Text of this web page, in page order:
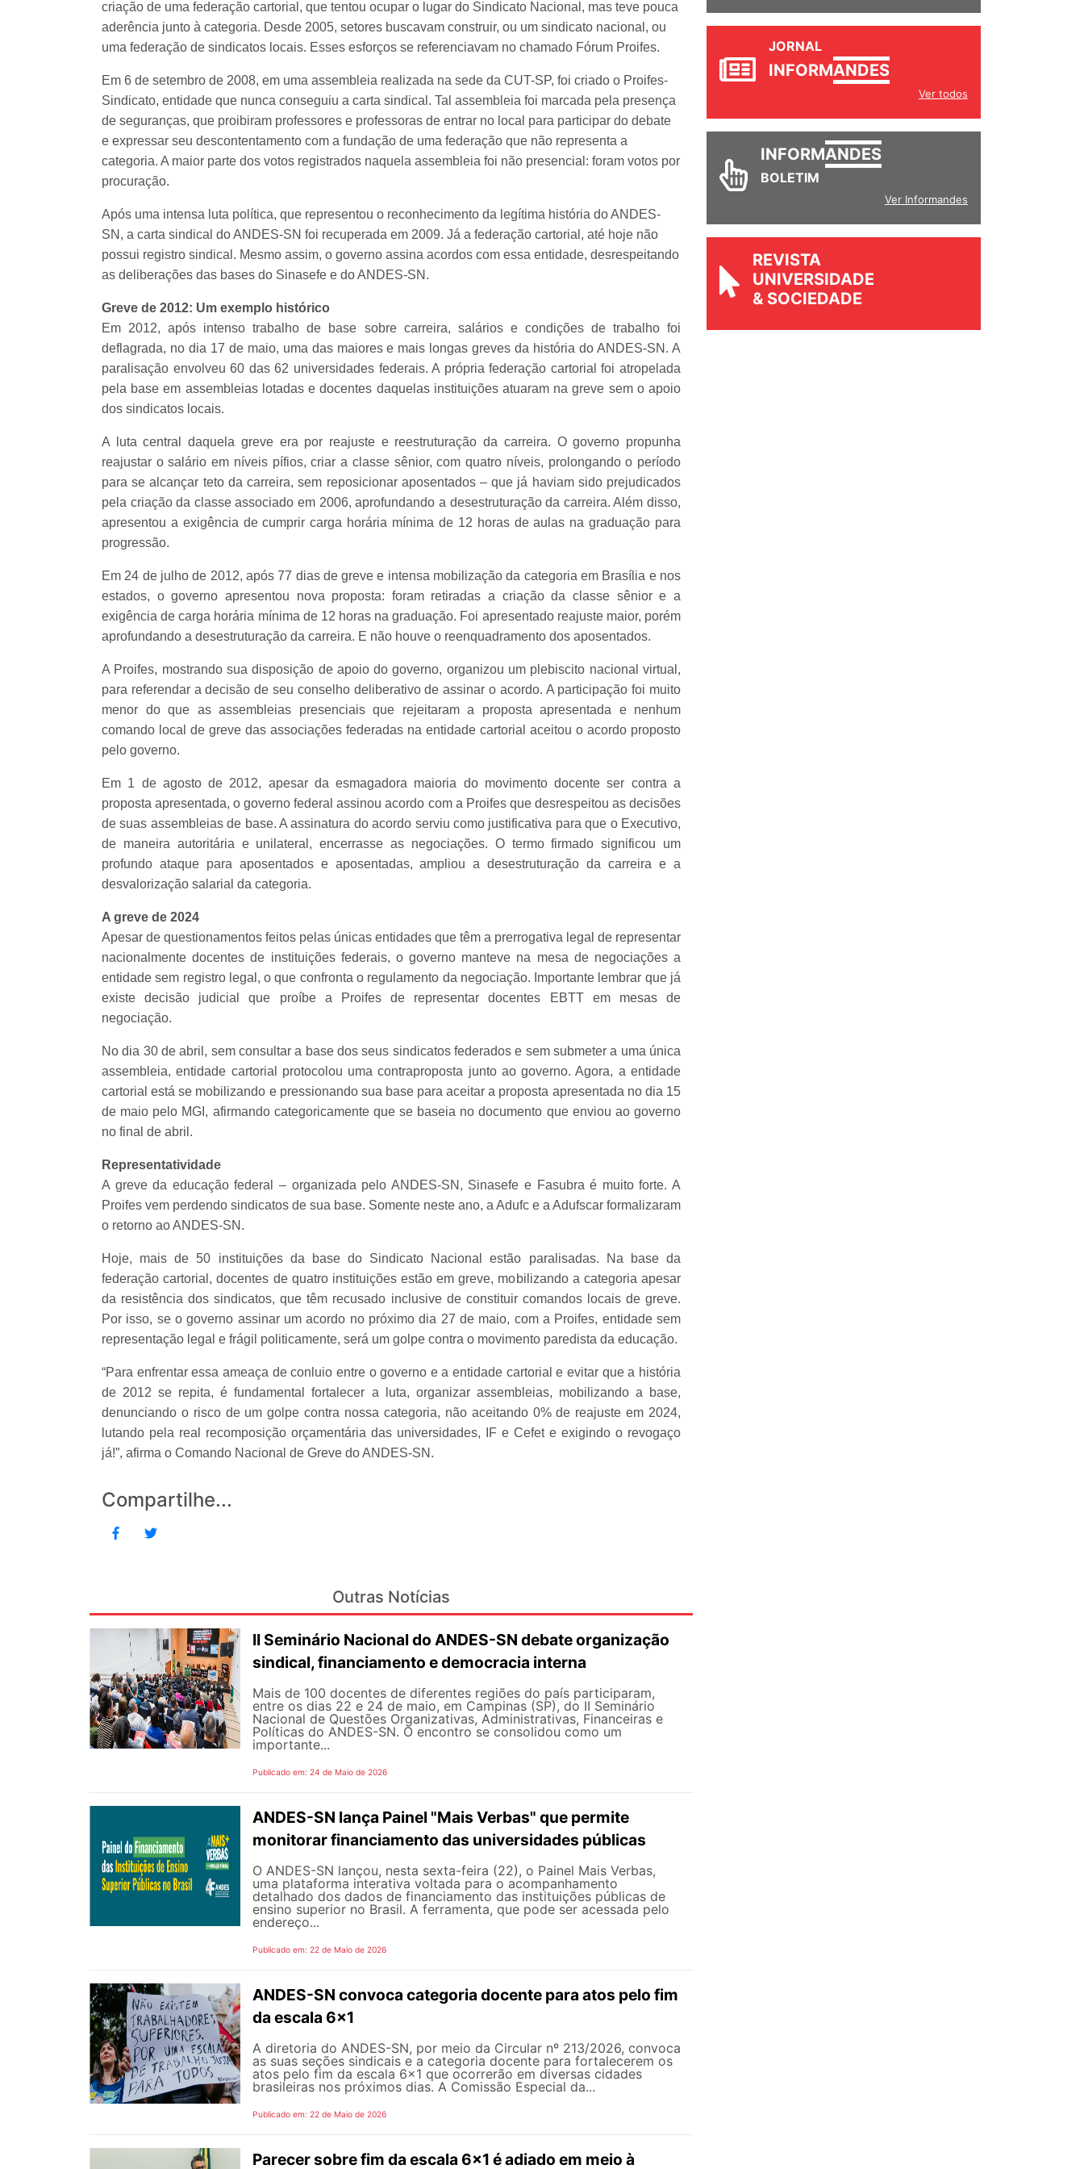
criação de uma federação cartorial, que tentou ocupar o lugar do Sindicato Nacional, mas teve pouca
aderência junto à categoria. Desde 2005, setores buscavam construir, ou um sindicato nacional, ou
uma federação de sindicatos locais. Esses esforços se referenciavam no chamado Fórum Proifes.
Em 6 de setembro de 2008, em uma assembleia realizada na sede da CUT-SP, foi criado o Proifes-
Sindicato, entidade que nunca conseguiu a carta sindical. Tal assembleia foi marcada pela presença
de seguranças, que proibiram professores e professoras de entrar no local para participar do debate
e expressar seu descontentamento com a fundação de uma federação que não representa a
categoria. A maior parte dos votos registrados naquela assembleia foi não presencial: foram votos por
procuração.
Após uma intensa luta política, que representou o reconhecimento da legítima história do ANDES-
SN, a carta sindical do ANDES-SN foi recuperada em 2009. Já a federação cartorial, até hoje não
possui registro sindical. Mesmo assim, o governo assina acordos com essa entidade, desrespeitando
as deliberações das bases do Sinasefe e do ANDES-SN.
Greve de 2012: Um exemplo histórico
Em 2012, após intenso trabalho de base sobre carreira, salários e condições de trabalho foi
deflagrada, no dia 17 de maio, uma das maiores e mais longas greves da história do ANDES-SN. A
paralisação envolveu 60 das 62 universidades federais. A própria federação cartorial foi atropelada
pela base em assembleias lotadas e docentes daquelas instituições atuaram na greve sem o apoio
dos sindicatos locais.
A luta central daquela greve era por reajuste e reestruturação da carreira. O governo propunha
reajustar o salário em níveis pífios, criar a classe sênior, com quatro níveis, prolongando o período
para se alcançar teto da carreira, sem reposicionar aposentados – que já haviam sido prejudicados
pela criação da classe associado em 2006, aprofundando a desestruturação da carreira. Além disso,
apresentou a exigência de cumprir carga horária mínima de 12 horas de aulas na graduação para
progressão.
Em 24 de julho de 2012, após 77 dias de greve e intensa mobilização da categoria em Brasília e nos
estados, o governo apresentou nova proposta: foram retiradas a criação da classe sênior e a
exigência de carga horária mínima de 12 horas na graduação. Foi apresentado reajuste maior, porém
aprofundando a desestruturação da carreira. E não houve o reenquadramento dos aposentados.
A Proifes, mostrando sua disposição de apoio do governo, organizou um plebiscito nacional virtual,
para referendar a decisão de seu conselho deliberativo de assinar o acordo. A participação foi muito
menor do que as assembleias presenciais que rejeitaram a proposta apresentada e nenhum
comando local de greve das associações federadas na entidade cartorial aceitou o acordo proposto
pelo governo.
Em 1 de agosto de 2012, apesar da esmagadora maioria do movimento docente ser contra a
proposta apresentada, o governo federal assinou acordo com a Proifes que desrespeitou as decisões
de suas assembleias de base. A assinatura do acordo serviu como justificativa para que o Executivo,
de maneira autoritária e unilateral, encerrasse as negociações. O termo firmado significou um
profundo ataque para aposentados e aposentadas, ampliou a desestruturação da carreira e a
desvalorização salarial da categoria.
A greve de 2024
Apesar de questionamentos feitos pelas únicas entidades que têm a prerrogativa legal de representar
nacionalmente docentes de instituições federais, o governo manteve na mesa de negociações a
entidade sem registro legal, o que confronta o regulamento da negociação. Importante lembrar que já
existe decisão judicial que proíbe a Proifes de representar docentes EBTT em mesas de
negociação.
No dia 30 de abril, sem consultar a base dos seus sindicatos federados e sem submeter a uma única
assembleia, entidade cartorial protocolou uma contraproposta junto ao governo. Agora, a entidade
cartorial está se mobilizando e pressionando sua base para aceitar a proposta apresentada no dia 15
de maio pelo MGI, afirmando categoricamente que se baseia no documento que enviou ao governo
no final de abril.
Representatividade
A greve da educação federal – organizada pelo ANDES-SN, Sinasefe e Fasubra é muito forte. A
Proifes vem perdendo sindicatos de sua base. Somente neste ano, a Adufc e a Adufscar formalizaram
o retorno ao ANDES-SN.
Hoje, mais de 50 instituições da base do Sindicato Nacional estão paralisadas. Na base da
federação cartorial, docentes de quatro instituições estão em greve, mobilizando a categoria apesar
da resistência dos sindicatos, que têm recusado inclusive de constituir comandos locais de greve.
Por isso, se o governo assinar um acordo no próximo dia 27 de maio, com a Proifes, entidade sem
representação legal e frágil politicamente, será um golpe contra o movimento paredista da educação.
“Para enfrentar essa ameaça de conluio entre o governo e a entidade cartorial e evitar que a história
de 2012 se repita, é fundamental fortalecer a luta, organizar assembleias, mobilizando a base,
denunciando o risco de um golpe contra nossa categoria, não aceitando 0% de reajuste em 2024,
lutando pela real recomposição orçamentária das universidades, IF e Cefet e exigindo o revogaço
já!”, afirma o Comando Nacional de Greve do ANDES-SN.
Compartilhe...
Outras Notícias
II Seminário Nacional do ANDES-SN debate organização
sindical, financiamento e democracia interna
Mais de 100 docentes de diferentes regiões do país participaram,
entre os dias 22 e 24 de maio, em Campinas (SP), do II Seminário
Nacional de Questões Organizativas, Administrativas, Financeiras e
Políticas do ANDES-SN. O encontro se consolidou como um
importante...
Publicado em: 24 de Maio de 2026
ANDES-SN lança Painel "Mais Verbas" que permite
monitorar financiamento das universidades públicas
O ANDES-SN lançou, nesta sexta-feira (22), o Painel Mais Verbas,
uma plataforma interativa voltada para o acompanhamento
detalhado dos dados de financiamento das instituições públicas de
ensino superior no Brasil. A ferramenta, que pode ser acessada pelo
endereço...
Publicado em: 22 de Maio de 2026
ANDES-SN convoca categoria docente para atos pelo fim
da escala 6x1
A diretoria do ANDES-SN, por meio da Circular nº 213/2026, convoca
as suas seções sindicais e a categoria docente para fortalecerem os
atos pelo fim da escala 6x1 que ocorrerão em diversas cidades
brasileiras nos próximos dias. A Comissão Especial da...
Publicado em: 22 de Maio de 2026
Parecer sobre fim da escala 6x1 é adiado em meio à
INFORM
INFORMANDES
BOLETIM
REVISTA
UNIVERSIDADE
& SOCIEDADE